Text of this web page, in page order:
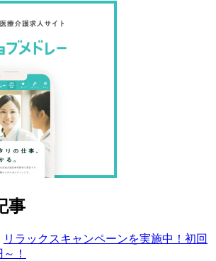
事
リラックスキャンペーンを実施中！初回
！